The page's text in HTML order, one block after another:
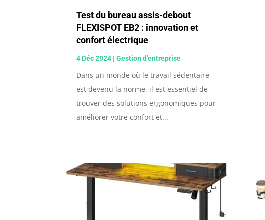
Test du bureau assis-debout
FLEXISPOT EB2 : innovation et
confort électrique
4 Déc 2024 |Gestion d'entreprise
Dans un monde où le travail sédentaire
est devenu la norme, il est essentiel de
trouver des solutions ergonomiques pour
améliorer votre confort et...